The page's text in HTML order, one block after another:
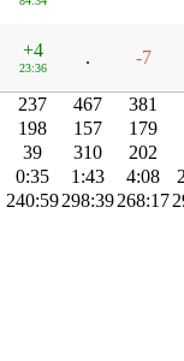
+4
23:36
. -7
237 467
381
198 157
179
39 310
202
0:35 1:43 4:08
240:59298:39268:17